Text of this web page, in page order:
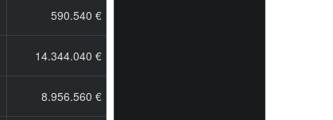
590.540 €
14.344.040 €
8.956.560 €